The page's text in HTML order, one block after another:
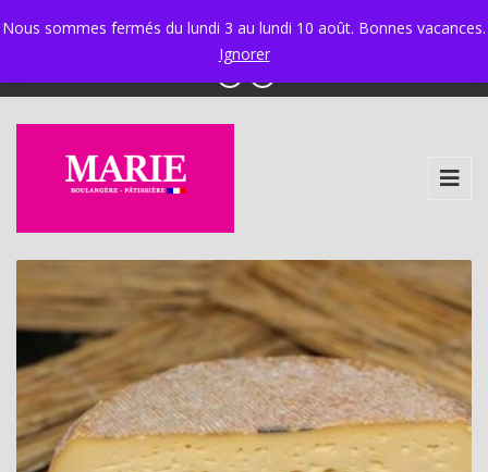
Nous sommes fermés du lundi 3 au lundi 10 août. Bonnes vacances.
Ignorer
Ixelles 02 534 34 97 - Ganshoren 02 425 58 30
|
info@boulangerie-marie.be
Plateau de fromages
traditionnels - Repas - 3
Personnes
27,00 € + AJOUTER